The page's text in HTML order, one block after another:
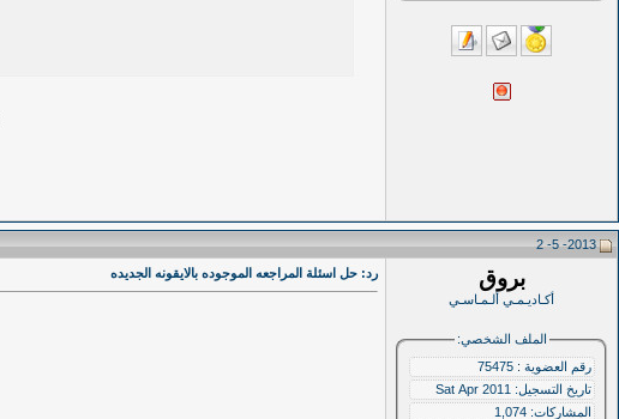
2013- 5- 2
بروق
أكـاديـمـي ألـمـاسـي
الملف الشخصي:
رقم العضوية : 75475
تاريخ التسجيل: Sat Apr 2011
المشاركات: 1,074
رد: حل اسئلة المراجعه الموجوده بالايقونه الجديده